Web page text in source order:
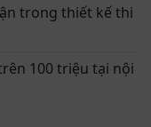
khoa học biến sản
cho mọi không
này còn đáp ứng
sử dụng tiện lợi
trong thiết kế thi
100 triệu tại nội